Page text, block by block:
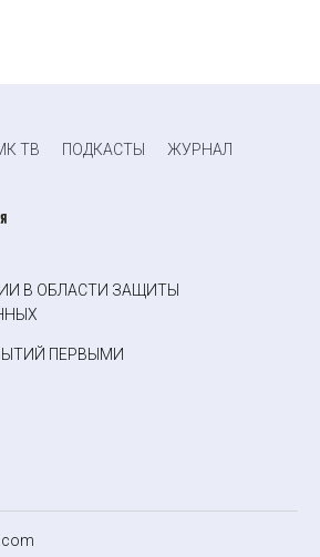
ТВ ПОДКАСТЫ ЖУРНАЛ
В ОБЛАСТИ ЗАЩИТЫ
ПЕРВЫМИ